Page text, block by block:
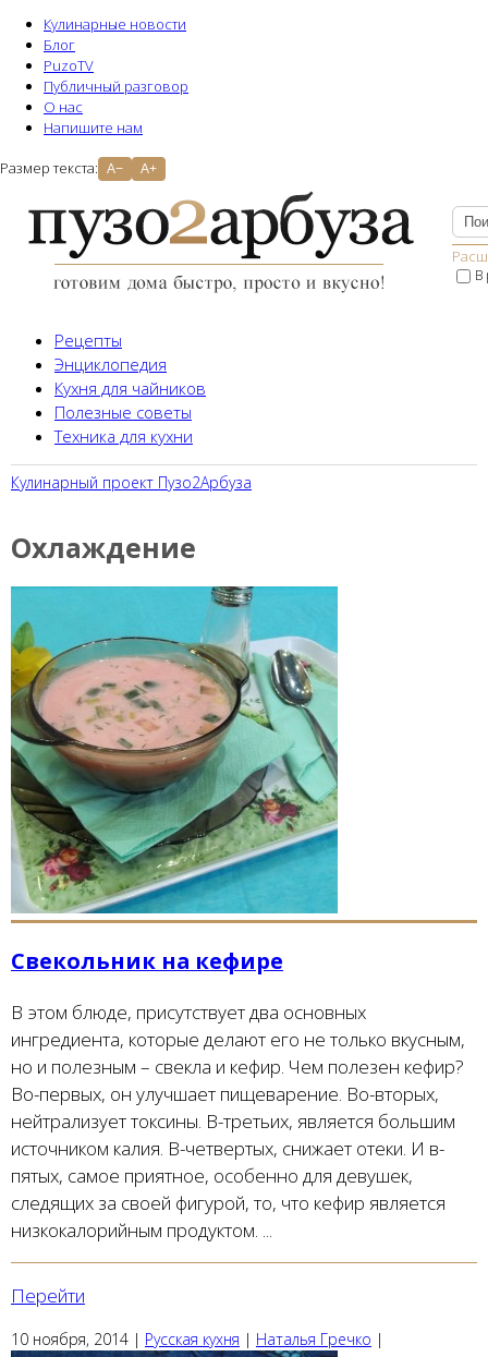
Кулинарные новости
Блог
PuzoTV
Публичный разговор
О нас
Напишите нам
Размер текста: A− A+
В
Рецепты
Энциклопедия
Кухня для чайников
Полезные советы
Техника для кухни
Кулинарный проект Пузо2Aрбуза
Охлаждение
Свекольник на кефире
В этом блюде, присутствует два основных
ингредиента, которые делают его не только вкусным,
но и полезным – свекла и кефир. Чем полезен кефир?
Во-первых, он улучшает пищеварение. Во-вторых,
нейтрализует токсины. В-третьих, является большим
источником калия. В-четвертых, снижает отеки. И в-
пятых, самое приятное, особенно для девушек,
следящих за своей фигурой, то, что кефир является
низкокалорийным продуктом. ...
Перейти
10 ноября, 2014 | Русская кухня | Наталья Гречко |